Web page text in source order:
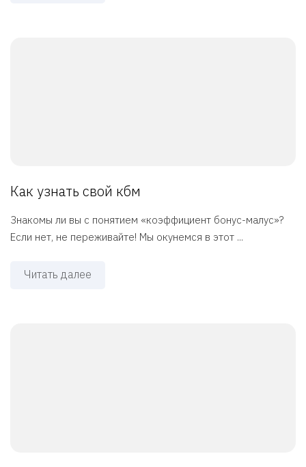
Как узнать свой кбм
Знакомы ли вы с понятием «коэффициент бонус-малус»?
Если нет, не переживайте! Мы окунемся в этот ...
Читать далее